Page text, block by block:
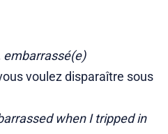
embarrassé(e)
voulez disparaître sous
when I tripped in